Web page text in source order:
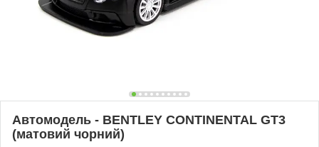
Автомодель - BENTLEY CONTINENTAL GT3
(матовий чорний)